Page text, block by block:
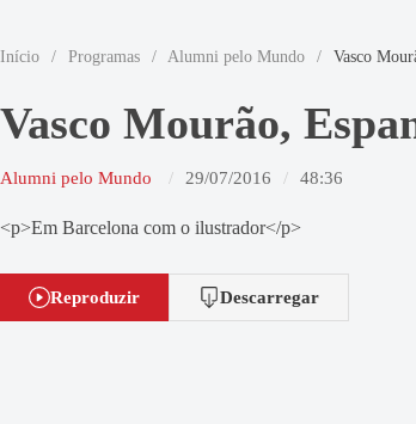
Início / Programas / Alumni pelo Mundo / Vasco
Vasco Mourão,
Alumni pelo Mundo 29/07/2016 48:36
<p>Em Barcelona com o ilustrador</p>
Reproduzir Descarregar